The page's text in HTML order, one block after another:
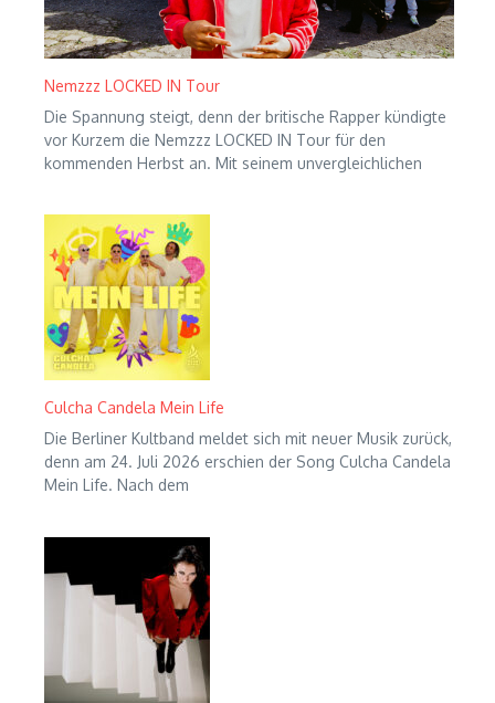
Nemzzz LOCKED IN Tour
Die Spannung steigt, denn der britische Rapper kündigte
vor Kurzem die Nemzzz LOCKED IN Tour für den
kommenden Herbst an. Mit seinem unvergleichlichen
Culcha Candela Mein Life
Die Berliner Kultband meldet sich mit neuer Musik zurück,
denn am 24. Juli 2026 erschien der Song Culcha Candela
Mein Life. Nach dem